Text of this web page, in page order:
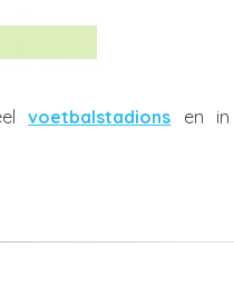
voetbalstadions en in